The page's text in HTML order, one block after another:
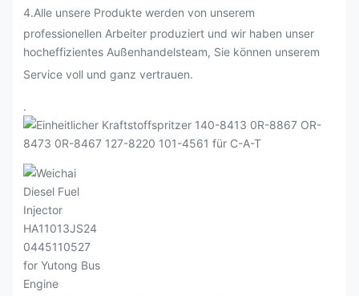
4.Alle unsere Produkte werden von unserem
professionellen Arbeiter produziert und wir haben unser
hocheffizientes Außenhandelsteam, Sie können unserem
Service voll und ganz vertrauen.
.